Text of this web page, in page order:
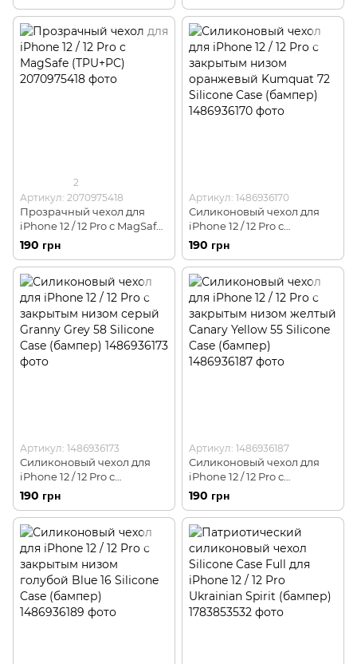
2
Артикул: 2070975418
Прозрачный чехол для
iPhone 12 / 12 Pro с MagSafe
(TPU+PC)
190 грн
Артикул: 1486936170
Силиконовый чехол для
iPhone 12 / 12 Pro с
закрытым низом
оранжевый Kumquat 72
Silicone Case (бампер)
190 грн
Артикул: 1486936173
Силиконовый чехол для
iPhone 12 / 12 Pro с
закрытым низом серый
Granny Grey 58 Silicone
Case (бампер)
190 грн
Артикул: 1486936187
Силиконовый чехол для
iPhone 12 / 12 Pro с
закрытым низом желтый
Canary Yellow 55 Silicone
Case (бампер)
190 грн